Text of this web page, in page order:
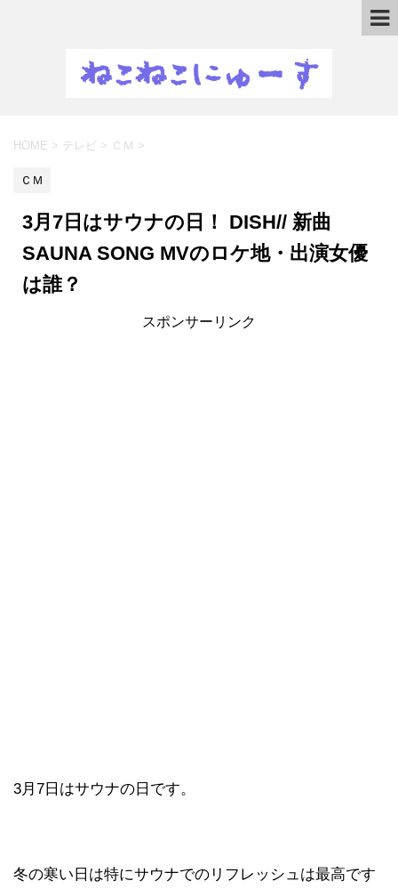
HOME > テレビ > ＣＭ >
ＣＭ
3月7日はサウナの日！ DISH// 新曲
SAUNA SONG MVのロケ地・出演女優
は誰？
スポンサーリンク
3月7日はサウナの日です。
冬の寒い日は特にサウナでのリフレッシュは最高です